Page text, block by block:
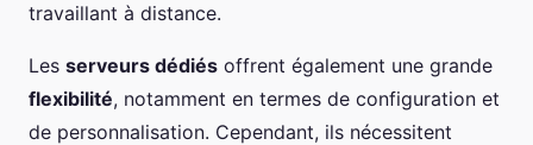
travaillant à distance.
Les serveurs dédiés offrent également une grande
flexibilité, notamment en termes de configuration et
de personnalisation. Cependant, ils nécessitent